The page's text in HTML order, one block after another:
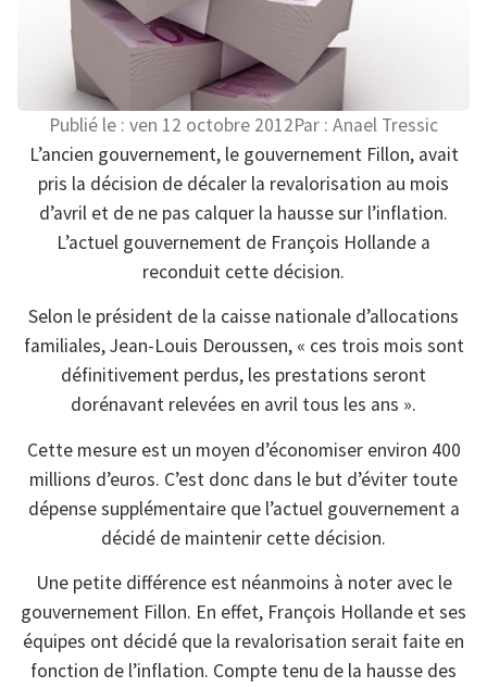
Publié le : ven 12 octobre 2012Par : Anael Tressic
L’ancien gouvernement, le gouvernement Fillon, avait
pris la décision de décaler la revalorisation au mois
d’avril et de ne pas calquer la hausse sur l’inflation.
L’actuel gouvernement de François Hollande a
reconduit cette décision.
Selon le président de la caisse nationale d’allocations
familiales, Jean-Louis Deroussen, « ces trois mois sont
définitivement perdus, les prestations seront
dorénavant relevées en avril tous les ans ».
Cette mesure est un moyen d’économiser environ 400
millions d’euros. C’est donc dans le but d’éviter toute
dépense supplémentaire que l’actuel gouvernement a
décidé de maintenir cette décision.
Une petite différence est néanmoins à noter avec le
gouvernement Fillon. En effet, François Hollande et ses
équipes ont décidé que la revalorisation serait faite en
fonction de l’inflation. Compte tenu de la hausse des